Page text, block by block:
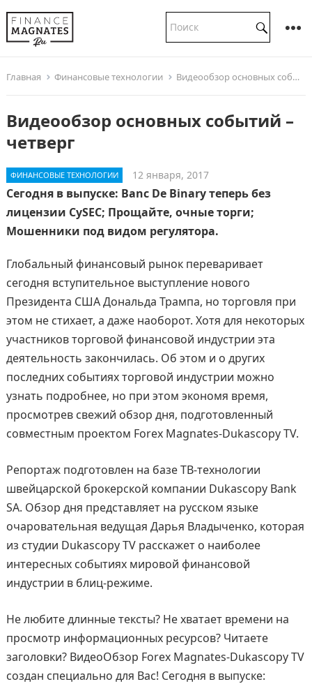
Главная Финансовые технологии Видеообзор основных событий – четверг
Видеообзор основных событий –
четверг
ФИНАНСОВЫЕ ТЕХНОЛОГИИ 12 января, 2017
Сегодня в выпуске: Banc De Binary теперь без
лицензии CySEC; Прощайте, очные торги;
Мошенники под видом регулятора.
Глобальный финансовый рынок переваривает
сегодня вступительное выступление нового
Президента США Дональда Трампа, но торговля при
этом не стихает, а даже наоборот. Хотя для некоторых
участников торговой финансовой индустрии эта
деятельность закончилась. Об этом и о других
последних событиях торговой индустрии можно
узнать подробнее, но при этом экономя время,
просмотрев свежий обзор дня, подготовленный
совместным проектом Forex Magnates-Dukascopy TV.
Репортаж подготовлен на базе ТВ-технологии
швейцарской брокерской компании Dukascopy Bank
SA. Обзор дня представляет на русском языке
очаровательная ведущая Дарья Владыченко, которая
из студии Dukascopy TV расскажет о наиболее
интересных событиях мировой финансовой
индустрии в блиц-режиме.
Не любите длинные тексты? Не хватает времени на
просмотр информационных ресурсов? Читаете
заголовки? ВидеоОбзор Forex Magnates-Dukascopy TV
создан специально для Вас! Сегодня в выпуске: